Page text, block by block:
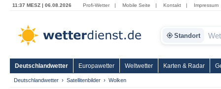
11:37 MESZ | 06.08.2026 Profi-Wetter | Mobile Seite | Kontakt | Impressum
Standort
Deutschlandwetter Europawetter Weltwetter Karten & Radar
Deutschlandwetter Satellitenbilder Wolken